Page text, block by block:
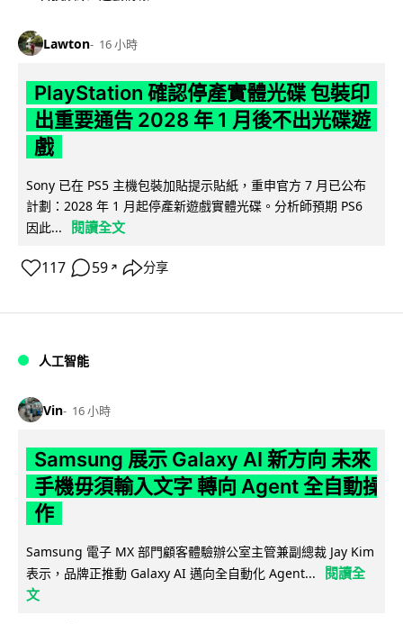
Lawton 16 小時
PlayStation 確認停產實體光碟 包裝印
出重要通告 2028 年 1 月後不出光碟遊
戲
Sony 已在 PS5 主機包裝加貼提示貼紙，重申官方 7 月已公布
計劃：2028 年 1 月起停產新遊戲實體光碟。分析師預期 PS6
因此...
閱讀全文
117 59 ↗ 分享
人工智能
Vin 16 小時
Samsung 展示 Galaxy AI 新方向 未來
手機毋須輸入文字 轉向 Agent 全自動操
作
Samsung 電子 MX 部門顧客體驗辦公室主管兼副總裁 Jay Kim
表示，品牌正推動 Galaxy AI 邁向全自動化 Agent...
閱讀全
文